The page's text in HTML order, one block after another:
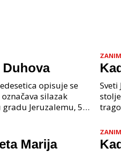
opisuje se
silazak
Jeruzalemu, 50
Marija